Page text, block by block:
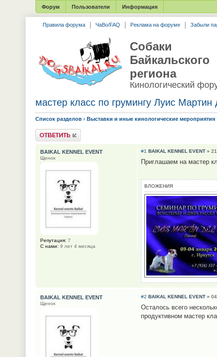
Форум Пользователи Информация
Правила форума ЧаВо/FAQ Реклама на форуме Забыли
Собаки
Байкальского
региона
Кинологический
мастер класс по грумингу Луис Мартин
Список разделов › Выставки и иные кинологические мероприятия
Ответить
#1 BAIKAL KENNEL EVENT»
Приглашаем на мастер
ВЛОЖЕНИЯ
BAIKAL KENNEL EVENT
Щенок
Репутация: 7
С нами: 9 лет 4 месяца
#2 BAIKAL KENNEL EVENT»
Осталось всего
продуктивном мастер
BAIKAL KENNEL EVENT
Щенок